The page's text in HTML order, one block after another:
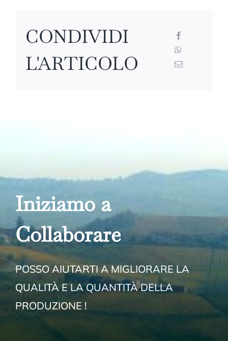
CONDIVIDI
L'ARTICOLO
Iniziamo a
Collaborare
POSSO AIUTARTI A MIGLIORARE LA
QUALITÀ E LA QUANTITÀ DELLA
PRODUZIONE !